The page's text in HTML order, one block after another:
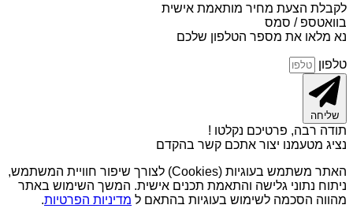
לקבלת הצעת מחיר מותאמת אישית
בוואטספ / סמס
נא מלאו את מספר הטלפון שלכם
טלפון
שליחה
תודה רבה, פרטיכם נקלטו !
נציג מטעמנו יצור אתכם קשר בהקדם
האתר משתמש בעוגיות (Cookies) לצורך שיפור חוויית המשתמש,
ניתוח נתוני גלישה והתאמת תכנים אישית. המשך השימוש באתר
מהווה הסכמה לשימוש בעוגיות בהתאם ל מדיניות הפרטיות.